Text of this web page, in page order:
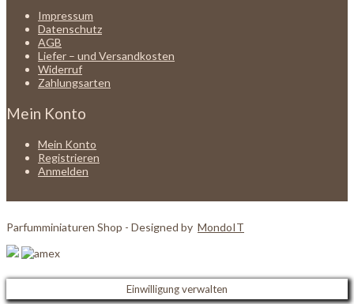
Impressum
Datenschutz
AGB
Liefer – und Versandkosten
Widerruf
Zahlungsarten
Mein Konto
Mein Konto
Registrieren
Anmelden
Parfumminiaturen Shop - Designed by MondoIT
Einwilligung verwalten